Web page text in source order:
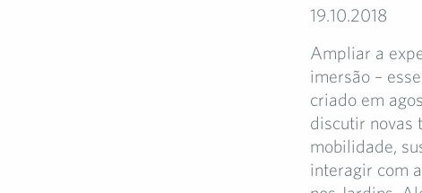
19.10.2018
Ampliar a
imersão –
criado em
discutir novas
mobilidade,
interagir com